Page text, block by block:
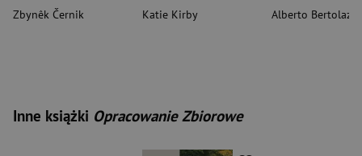
Zbynêk Černik
Katie Kirby
Alberto Bertolazzi
Inne książki Opracowanie Zbiorowe